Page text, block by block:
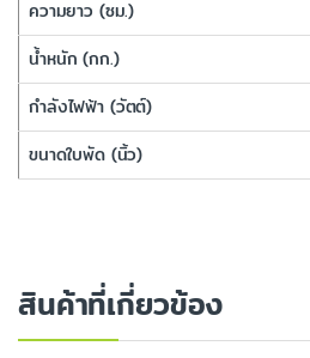
สินค้าที่เกี่ยวข้อง
ความยาว (ซม.)
น้ำหนัก (กก.)
กำลังไฟฟ้า (วัตต์)
ขนาดใบพัด (นิ้ว)